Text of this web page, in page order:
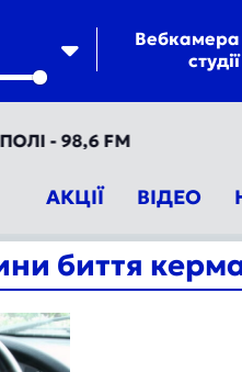
Вебкамера
студії
98,6 FM
АКЦІЇ ВІДЕО
биття